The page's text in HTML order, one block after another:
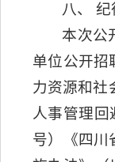
八、
本次公
单位公开招
力资源和社
人事管理
号）《四川